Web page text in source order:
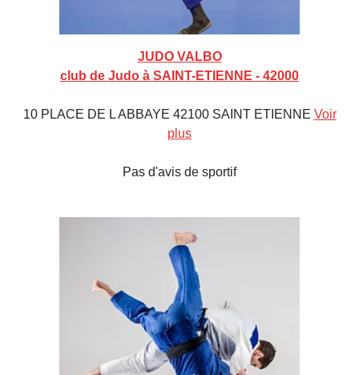
JUDO VALBO
club de Judo à SAINT-ETIENNE - 42000
10 PLACE DE L ABBAYE 42100 SAINT ETIENNE Voir
plus
Pas d'avis de sportif